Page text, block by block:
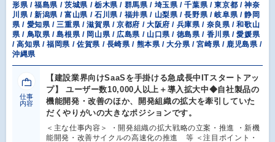
形県 / 福島県 / 茨城県 / 栃木県 / 群馬県 / 埼玉県 / 千葉県 / 東京都 / 神奈
川県 / 新潟県 / 富山県 / 石川県 / 福井県 / 山梨県 / 長野県 / 岐阜県 / 静岡
県 / 愛知県 / 三重県 / 滋賀県 / 京都府 / 大阪府 / 兵庫県 / 奈良県 / 和歌山
県 / 鳥取県 / 島根県 / 岡山県 / 広島県 / 山口県 / 徳島県 / 香川県 / 愛媛県
/ 高知県 / 福岡県 / 佐賀県 / 長崎県 / 熊本県 / 大分県 / 宮崎県 / 鹿児島県 /
沖縄県
仕事
内容
【建設業界向けSaaSを手掛ける急成長中ITスタートアッ
プ】 ユーザー数10,000人以上＋導入拡大中◆自社製品の
機能開発・改善のほか、開発組織の拡大を牽引していた
だくやりがいの大きなポジションです。
＜主な仕事内容＞ ・開発組織の拡大戦略の立案・推進 ・新機
能開発・改善サイクルの高速化の推進 等 ＜注目ポイント・